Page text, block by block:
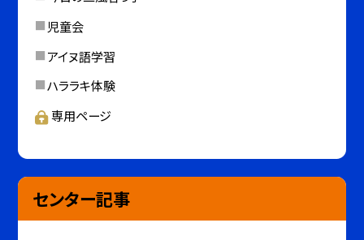
児童会
アイヌ語学習
ハララキ体験
専用ページ
センター記事